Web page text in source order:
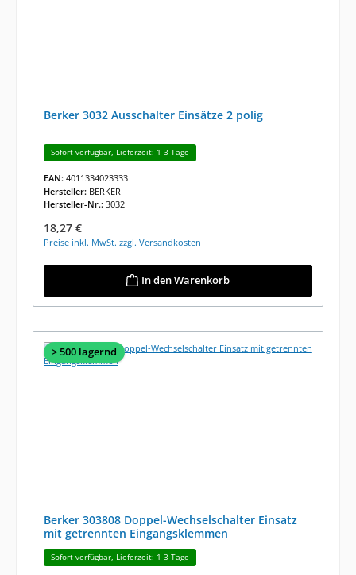
Berker 3032 Ausschalter Einsätze 2 polig
Sofort verfügbar, Lieferzeit: 1-3 Tage
EAN: 4011334023333
Hersteller: BERKER
Hersteller-Nr.: 3032
Regulärer Preis:
18,27 €
Preise inkl. MwSt. zzgl. Versandkosten
In den Warenkorb
> 500 lagernd
Berker 303808 Doppel-Wechselschalter Einsatz
mit getrennten Eingangsklemmen
Sofort verfügbar, Lieferzeit: 1-3 Tage